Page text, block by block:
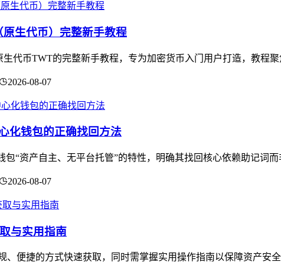
生代币）完整新手教程
生代币TWT的完整新手教程，专为加密货币入门用户打造，教程
2026-08-07
化钱包的正确找回方法
包“资产自主、无平台托管”的特性，明确其找回核心依赖助记词
2026-08-07
与实用指南
、便捷的方式快速获取，同时需掌握实用操作指南以保障资产安